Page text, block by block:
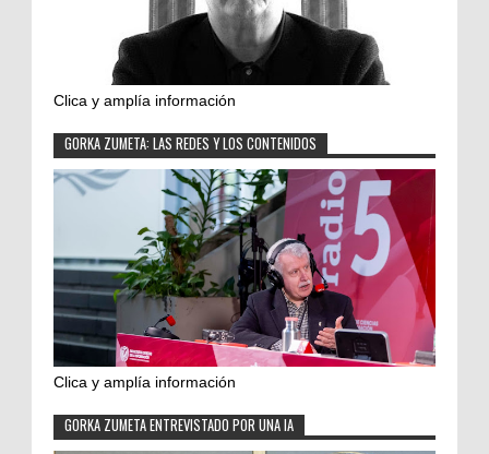
Clica y amplía información
GORKA ZUMETA: LAS REDES Y LOS CONTENIDOS
Clica y amplía información
GORKA ZUMETA ENTREVISTADO POR UNA IA